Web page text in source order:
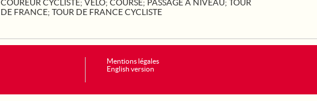
COUREUR CYCLISTE; VELO; COURSE; PASSAGE A NIVEAU; TOUR
DE FRANCE; TOUR DE FRANCE CYCLISTE
Mentions légales
English version